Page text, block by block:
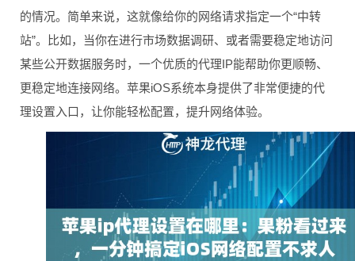
的情况。简单来说，这就像给你的网络请求指定一个“中转
站”。比如，当你在进行市场数据调研、或者需要稳定地访问
某些公开数据服务时，一个优质的代理IP能帮助你更顺畅、
更稳定地连接网络。苹果iOS系统本身提供了非常便捷的代
理设置入口，让你能轻松配置，提升网络体验。